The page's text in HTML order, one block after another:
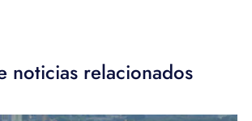
noticias relacionados